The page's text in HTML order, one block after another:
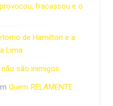
fracassou e o
de Hamilton e a
Lima
não são inimigos
Quem RELAMENTE